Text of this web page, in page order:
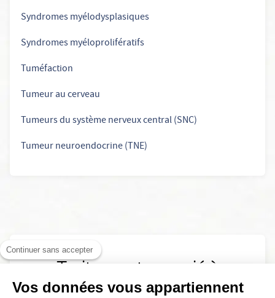
Continuer sans accepter
Vos données vous appartiennent
Syndromes myélodysplasiques
Syndromes myéloprolifératifs
Tuméfaction
Tumeur au cerveau
Tumeurs du système nerveux central (SNC)
Tumeur neuroendocrine (TNE)
Traitement associé à
l'Oncologie/Cancérologie